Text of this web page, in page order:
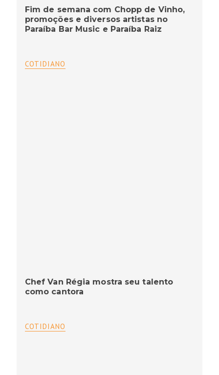
Fim de semana com Chopp de Vinho,
promoções e diversos artistas no
Paraíba Bar Music e Paraíba Raiz
COTIDIANO
Chef Van Régia mostra seu talento
como cantora
COTIDIANO